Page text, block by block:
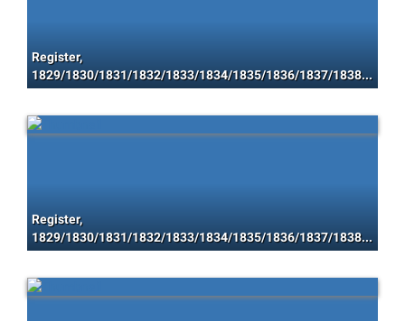
Register,
1829/1830/1831/1832/1833/1834/1835/1836/1837/1838/1839/1840/1841/1842/1843/1844/1845/1846/1847/1848
Register,
1829/1830/1831/1832/1833/1834/1835/1836/1837/1838/1839/1840/1841/1842/1843/1844/1845/1846/1847/1848